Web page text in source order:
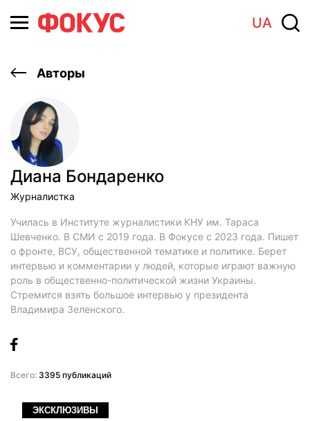
UA
Авторы
Диана Бондаренко
Журналистка
Училась в Институте журналистики КНУ им. Тараса
Шевченко. В СМИ с 2019 года. В Фокусе с 2023 года. Пишет
о фронте, ВСУ, общественной тематике и политике. Берет
интервью и комментарии у людей, которые играют важную
роль в общественно-политической жизни Украины.
Стремится взять большое интервью у президента
Владимира Зеленского.
Всего: 3395 публикаций
ЭКСКЛЮЗИВЫ